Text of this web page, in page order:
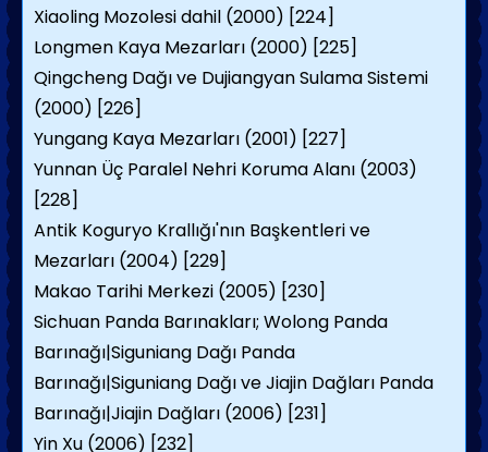
Xiaoling Mozolesi dahil (2000) [224]
Longmen Kaya Mezarları (2000) [225]
Qingcheng Dağı ve Dujiangyan Sulama Sistemi
(2000) [226]
Yungang Kaya Mezarları (2001) [227]
Yunnan Üç Paralel Nehri Koruma Alanı (2003)
[228]
Antik Koguryo Krallığı'nın Başkentleri ve
Mezarları (2004) [229]
Makao Tarihi Merkezi (2005) [230]
Sichuan Panda Barınakları; Wolong Panda
Barınağı|Siguniang Dağı Panda
Barınağı|Siguniang Dağı ve Jiajin Dağları Panda
Barınağı|Jiajin Dağları (2006) [231]
Yin Xu (2006) [232]